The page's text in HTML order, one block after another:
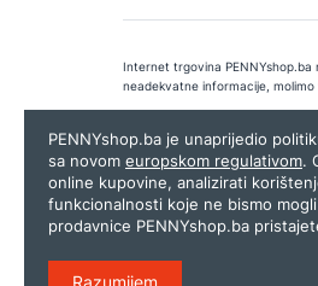
Internet trgovina
neadekvatne informacije,
Copyright © 2026.Penny plus
PENNYshop.ba je unaprijedio
sa novom europskom regulativom.
online kupovine, analizirati
funkcionalnosti koje ne bismo
prodavnice PENNYshop.ba
Razumijem